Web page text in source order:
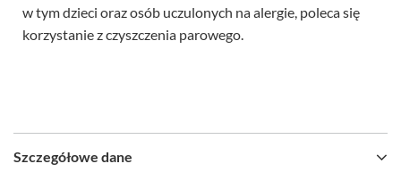
w tym dzieci oraz osób uczulonych na alergie, poleca się
korzystanie z czyszczenia parowego.
Szczegółowe dane